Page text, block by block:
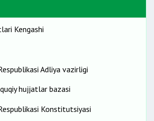
Kengashi
Adliya vazirligi
hujjatlar bazasi
Konstitutsiyasi